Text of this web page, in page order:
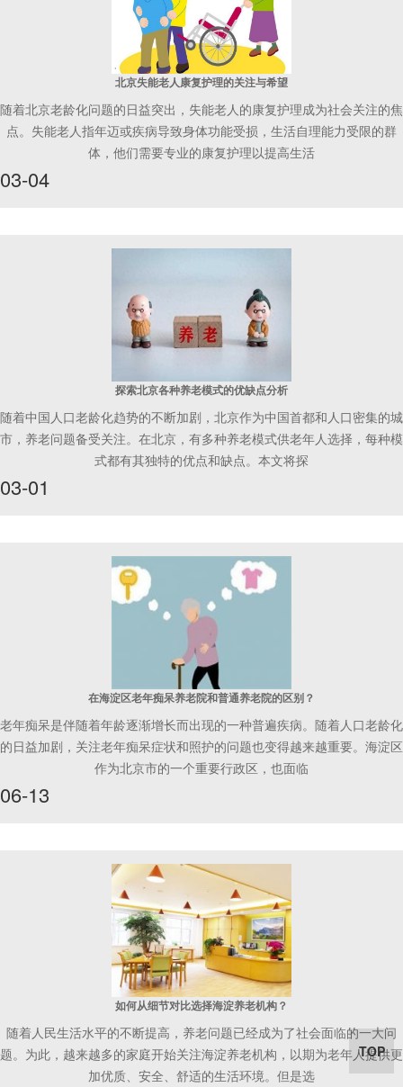
北京失能老人康复护理的关注与希望
随着北京老龄化问题的日益突出，失能老人的康复护理成为社会关注的焦
点。失能老人指年迈或疾病导致身体功能受损，生活自理能力受限的群
体，他们需要专业的康复护理以提高生活
03-04
探索北京各种养老模式的优缺点分析
随着中国人口老龄化趋势的不断加剧，北京作为中国首都和人口密集的城
市，养老问题备受关注。在北京，有多种养老模式供老年人选择，每种模
式都有其独特的优点和缺点。本文将探
03-01
在海淀区老年痴呆养老院和普通养老院的区别？
老年痴呆是伴随着年龄逐渐增长而出现的一种普遍疾病。随着人口老龄化
的日益加剧，关注老年痴呆症状和照护的问题也变得越来越重要。海淀区
作为北京市的一个重要行政区，也面临
06-13
如何从细节对比选择海淀养老机构？
随着人民生活水平的不断提高，养老问题已经成为了社会面临的一大问
题。为此，越来越多的家庭开始关注海淀养老机构，以期为老年人提供更
加优质、安全、舒适的生活环境。但是选
TOP